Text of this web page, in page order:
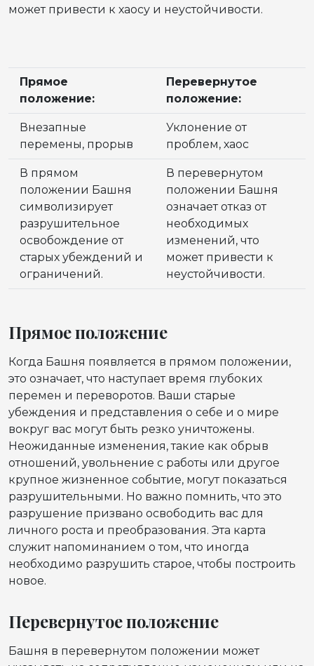
может привести к хаосу и неустойчивости.
Прямое
положение:
Перевернутое
положение:
Внезапные
перемены, прорыв
Уклонение от
проблем, хаос
В прямом
положении Башня
символизирует
разрушительное
освобождение от
старых убеждений и
ограничений.
В перевернутом
положении Башня
означает отказ от
необходимых
изменений, что
может привести к
неустойчивости.
Прямое положение
Когда Башня появляется в прямом положении,
это означает, что наступает время глубоких
перемен и переворотов. Ваши старые
убеждения и представления о себе и о мире
вокруг вас могут быть резко уничтожены.
Неожиданные изменения, такие как обрыв
отношений, увольнение с работы или другое
крупное жизненное событие, могут показаться
разрушительными. Но важно помнить, что это
разрушение призвано освободить вас для
личного роста и преобразования. Эта карта
служит напоминанием о том, что иногда
необходимо разрушить старое, чтобы построить
новое.
Перевернутое положение
Башня в перевернутом положении может